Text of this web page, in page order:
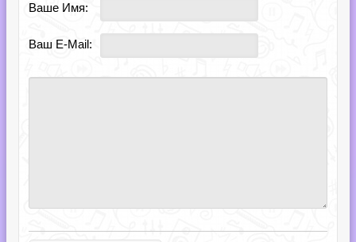
Ваше Имя:
Ваш E-Mail: